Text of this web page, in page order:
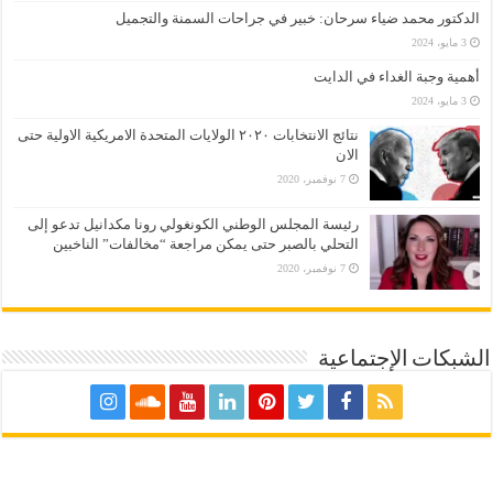
الدكتور محمد ضياء سرحان: خبير في جراحات السمنة والتجميل
3 مايو، 2024
أهمية وجبة الغداء في الدايت
3 مايو، 2024
نتائج الانتخابات ٢٠٢٠ الولايات المتحدة الامريكية الاولية حتى
الان
7 نوفمبر، 2020
رئيسة المجلس الوطني الكونغولي رونا مكدانيل تدعو إلى
التحلي بالصبر حتى يمكن مراجعة “مخالفات” الناخبين
7 نوفمبر، 2020
الشبكات الإجتماعية